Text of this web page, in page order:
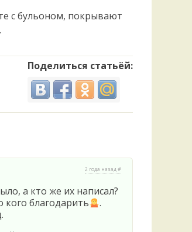
с бульоном, покрывают
Поделиться статьёй:
2 года назад #
а кто же их написал?
благодарить
.